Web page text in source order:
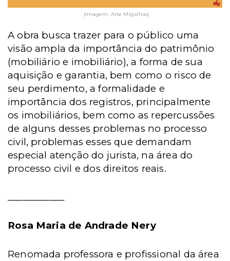
(Imagem: Arte Migalhas)
A obra busca trazer para o público uma
visão ampla da importância do patrimônio
(mobiliário e imobiliário), a forma de sua
aquisição e garantia, bem como o risco de
seu perdimento, a formalidade e
importância dos registros, principalmente
os imobiliários, bem como as repercussões
de alguns desses problemas no processo
civil, problemas esses que demandam
especial atenção do jurista, na área do
processo civil e dos direitos reais.
Rosa Maria de Andrade Nery
Renomada professora e profissional da área